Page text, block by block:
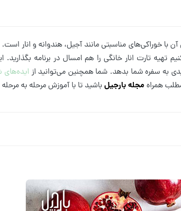
با خوراکی‌های مناسبتی مانند آجیل، هندوانه و انار
تهیه تارت انار خانگی را هم امسال در برنامه بگذارید.
به سفره شما بدهد. شما همچنین می‌توانید از
همراه مجله بارجیل باشید تا با آموزش مرحله به